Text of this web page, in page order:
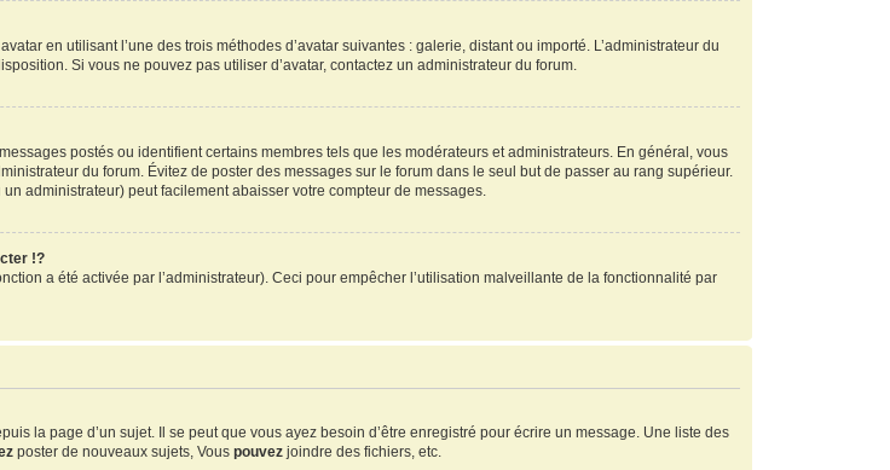
en utilisant l’une des trois méthodes d’avatar suivantes : galerie, distant ou importé. L’administrateur du
Si vous ne pouvez pas utiliser d’avatar, contactez un administrateur du forum.
postés ou identifient certains membres tels que les modérateurs et administrateurs. En général, vous
du forum. Évitez de poster des messages sur le forum dans le seul but de passer au rang supérieur.
administrateur) peut facilement abaisser votre compteur de messages.
!?
a été activée par l’administrateur). Ceci pour empêcher l’utilisation malveillante de la fonctionnalité par
la page d’un sujet. Il se peut que vous ayez besoin d’être enregistré pour écrire un message. Une liste des
poster de nouveaux sujets, Vouspouvez joindre des fichiers, etc.